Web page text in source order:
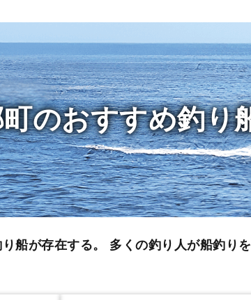
のおすすめ釣り
船が存在する。 多くの釣り人が船釣り